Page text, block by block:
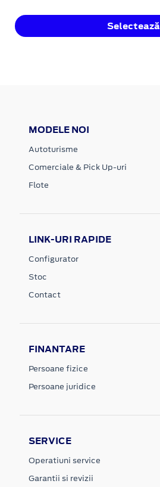
Selectează
MODELE NOI
Autoturisme
Comerciale & Pick Up-uri
Flote
LINK-URI RAPIDE
Configurator
Stoc
Contact
FINANTARE
Persoane fizice
Persoane juridice
SERVICE
Operatiuni service
Garantii si revizii